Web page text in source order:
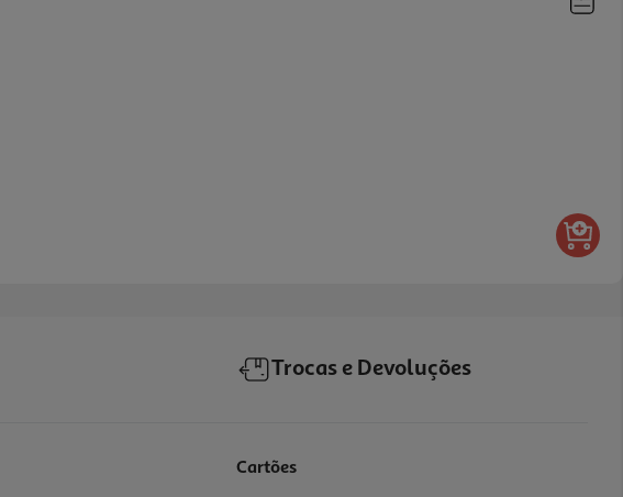
Trocas e Devoluções
Cartões